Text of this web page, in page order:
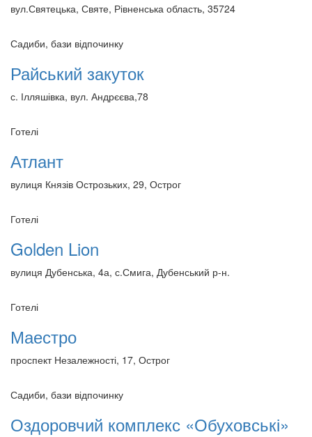
вул.Святецька, Святе, Рівненська область, 35724
Садиби, бази відпочинку
Райський закуток
с. Ілляшівка, вул. Андрєєва,78
Готелі
Атлант
вулиця Князів Острозьких, 29, Острог
Готелі
Golden Lion
вулиця Дубенська, 4а, с.Смига, Дубенський р-н.
Готелі
Маестро
проспект Незалежності, 17, Острог
Садиби, бази відпочинку
Оздоровчий комплекс «Обуховські»